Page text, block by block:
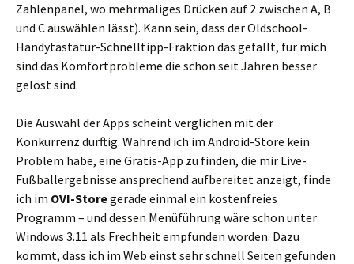
Zahlenpanel, wo mehrmaliges Drücken auf 2 zwischen A, B
und C auswählen lässt). Kann sein, dass der Oldschool-
Handytastatur-Schnelltipp-Fraktion das gefällt, für mich
sind das Komfortprobleme die schon seit Jahren besser
gelöst sind.
Die Auswahl der Apps scheint verglichen mit der
Konkurrenz dürftig. Während ich im Android-Store kein
Problem habe, eine Gratis-App zu finden, die mir Live-
Fußballergebnisse ansprechend aufbereitet anzeigt, finde
ich im OVI-Storegerade einmal ein kostenfreies
Programm – und dessen Menüführung wäre schon unter
Windows 3.11 als Frechheit empfunden worden. Dazu
kommt, dass ich im Web einst sehr schnell Seiten gefunden